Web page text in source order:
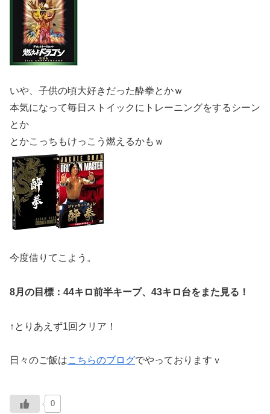
いや、子供の頃大好きだった酔拳とかｗ
本気になって毎日ストイックにトレーニングをするシーン
とか
とかこっちもけっこう燃えるかもｗ
今度借りてこよう。
8月の目標：44キロ前半キープ、43キロ台をまた見る！
↑とりあえず1回クリア！
日々のご飯はこちらのブログでやっておりますｖ
0